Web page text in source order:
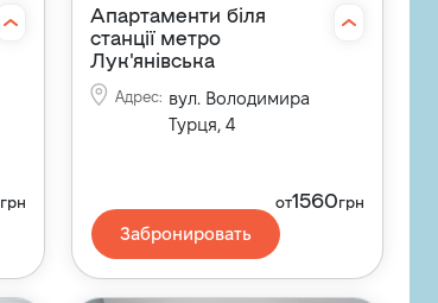
грн
Апартаменти біля
станції метро
Лук'янівська
Адрес: вул. Володимира
Турця, 4
от1560грн
Забронировать